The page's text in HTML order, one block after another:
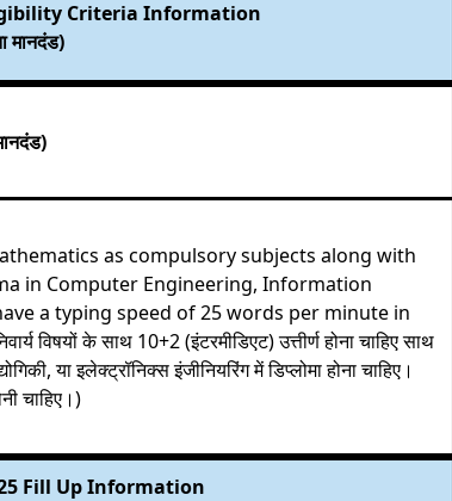
Criteria Information
मानदंड)
as compulsory subjects along with
in Computer Engineering, Information
a typing speed of 25 words per minute in
के साथ 10+2 (इंटरमीडिएट) उत्तीर्ण होना चाहिए साथ
या इलेक्ट्रॉनिक्स इंजीनियरिंग में डिप्लोमा होना चाहिए।
चाहिए।)
Fill Up Information